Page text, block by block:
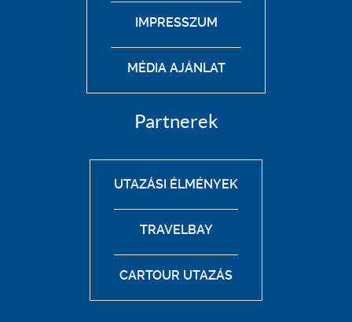
IMPRESSZUM
MÉDIA AJÁNLAT
Partnerek
UTAZÁSI ÉLMÉNYEK
TRAVELBAY
CARTOUR UTAZÁS